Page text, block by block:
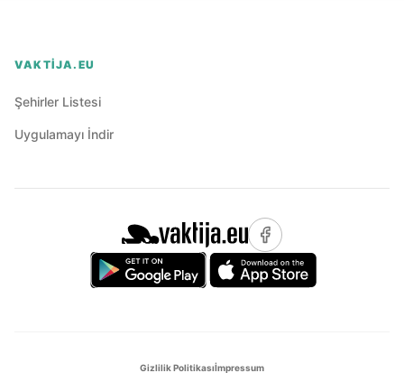
VAKTIJA.EU
Şehirler Listesi
Uygulamayı İndir
Gizlilik Politikasıİmpressum